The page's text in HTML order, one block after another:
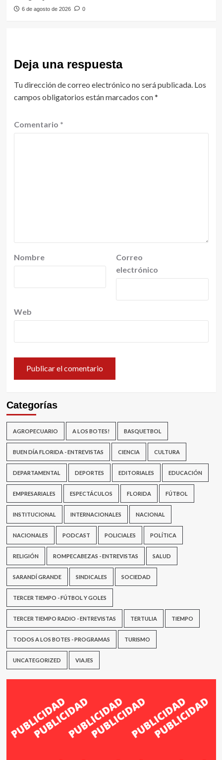
6 de agosto de 2026 0
Deja una respuesta
Tu dirección de correo electrónico no será publicada. Los
campos obligatorios están marcados con*
Comentario *
Nombre
Correo
electrónico
Web
Categorías
AGROPECUARIO A LOS BOTES! BASQUETBOL
BUEN DÍA FLORIDA - ENTREVISTAS CIENCIA CULTURA
DEPARTAMENTAL DEPORTES EDITORIALES EDUCACIÓN
EMPRESARIALES ESPECTÁCULOS FLORIDA FÚTBOL
INSTITUCIONAL INTERNACIONALES NACIONAL
NACIONALES PODCAST POLICIALES POLÍTICA
RELIGIÓN ROMPECABEZAS - ENTREVISTAS SALUD
SARANDÍ GRANDE SINDICALES SOCIEDAD
TERCER TIEMPO - FÚTBOL Y GOLES
TERCER TIEMPO RADIO - ENTREVISTAS TERTULIA TIEMPO
TODOS A LOS BOTES - PROGRAMAS TURISMO
UNCATEGORIZED VIAJES